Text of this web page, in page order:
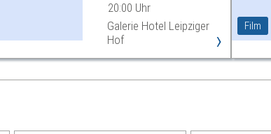
20:00 Uhr
Galerie Hotel Leipziger
Hof
›
Film